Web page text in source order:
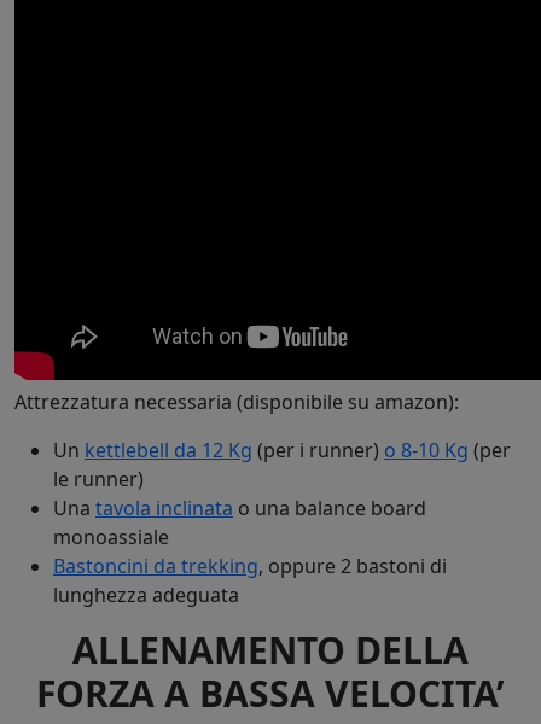
Attrezzatura necessaria (disponibile su amazon):
Un kettlebell da 12 Kg (per i runner) o 8-10 Kg (per
le runner)
Una tavola inclinata o una balance board
monoassiale
Bastoncini da trekking, oppure 2 bastoni di
lunghezza adeguata
ALLENAMENTO DELLA
FORZA A BASSA VELOCITA’